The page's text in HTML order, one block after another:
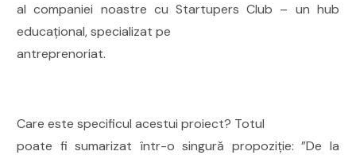
al companiei noastre cu Startupers Club – un hub
educațional, specializat pe
antreprenoriat.
Care este specificul acestui proiect? Totul
poate fi sumarizat într-o singură propoziție: ”De la